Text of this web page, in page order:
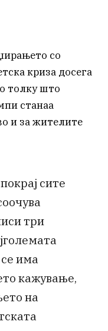
со
криза досега
толку што
станаа
и за жителите
сите
три
има
кажување,
на